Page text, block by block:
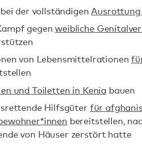
der vollständigen Ausrottung
gegenweibliche
von Lebensmittelrationen
und Toiletten in Kenia bauen
Hilfsgüter für
bereitstellen,
von Häuser zerstört hatte